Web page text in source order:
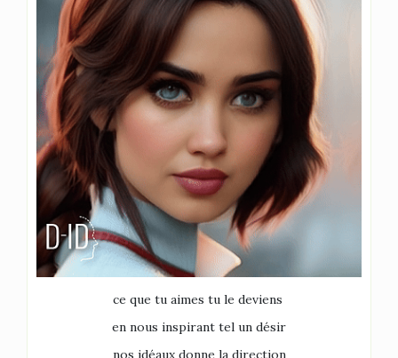
ce que tu aimes tu le deviens
en nous inspirant tel un désir
nos idéaux donne la direction